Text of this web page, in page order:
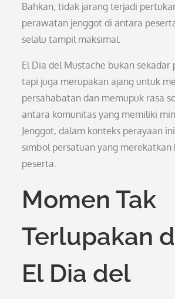
Bahkan, tidak jarang terjadi
perawatan jenggot di antara
selalu tampil maksimal.
El Dia del Mustache bukan sekadar
tapi juga merupakan ajang untuk
persahabatan dan memupuk rasa
antara komunitas yang memiliki
Jenggot, dalam konteks perayaan
simbol persatuan yang merekatkan
peserta.
Momen Tak
Terlupakan
El Dia del